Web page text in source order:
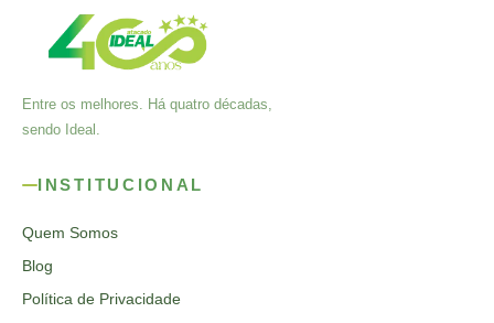
Entre os melhores. Há quatro décadas,
sendo Ideal.
INSTITUCIONAL
Quem Somos
Blog
Política de Privacidade